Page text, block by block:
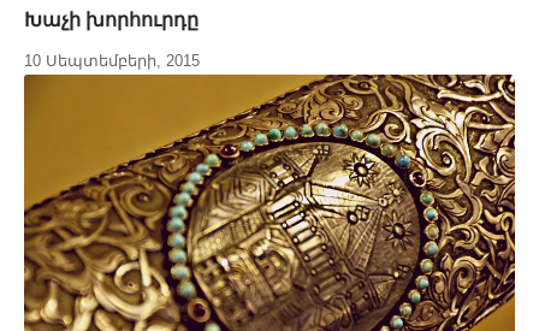
Խաչի խորհուրդը
10 Սեպտեմբերի, 2015